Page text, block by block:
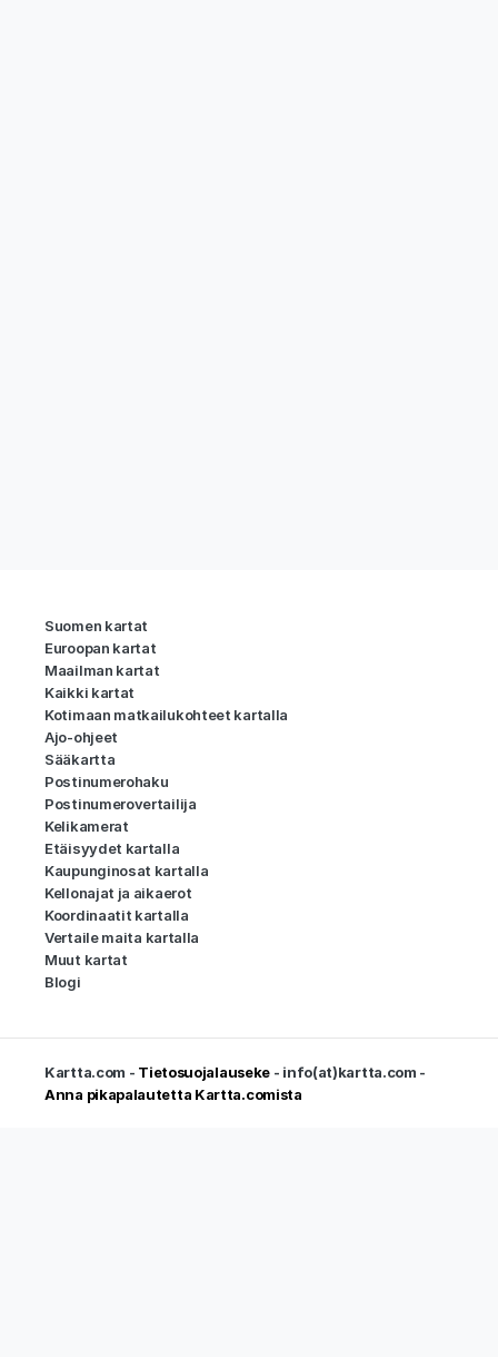
Suomen kartat
Euroopan kartat
Maailman kartat
Kaikki kartat
Kotimaan matkailukohteet kartalla
Ajo-ohjeet
Sääkartta
Postinumerohaku
Postinumerovertailija
Kelikamerat
Etäisyydet kartalla
Kaupunginosat kartalla
Kellonajat ja aikaerot
Koordinaatit kartalla
Vertaile maita kartalla
Muut kartat
Blogi
Kartta.com - Tietosuojalauseke - info(at)kartta.com -
Anna pikapalautetta Kartta.comista